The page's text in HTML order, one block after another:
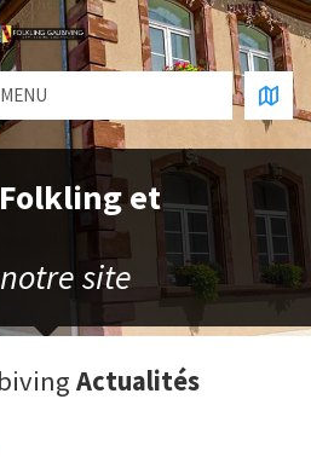
MENU
et
site
Actualités